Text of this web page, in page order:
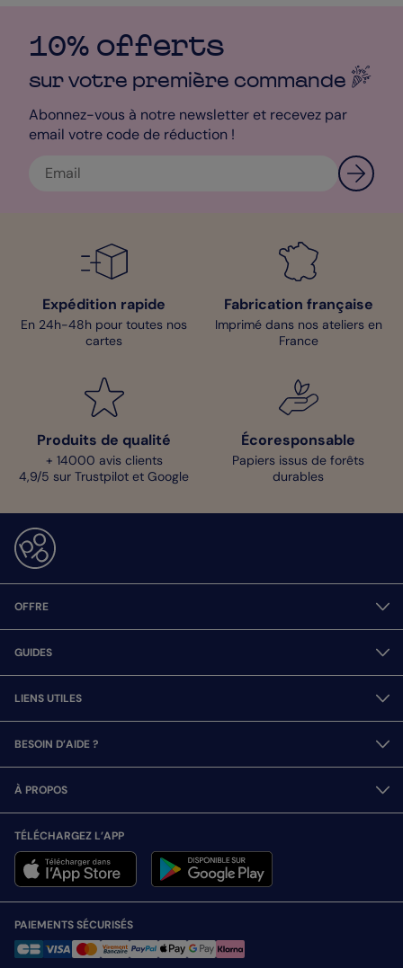
10% offerts
sur votre première commande
Abonnez-vous à notre newsletter et recevez par
email votre code de réduction !
Expédition rapide
En 24h-48h pour toutes nos
cartes
Fabrication française
Imprimé dans nos ateliers en
France
Produits de qualité
+ 14000 avis clients
4,9/5 sur Trustpilot et Google
Écoresponsable
Papiers issus de forêts
durables
OFFRE
GUIDES
LIENS UTILES
BESOIN D’AIDE ?
À PROPOS
TÉLÉCHARGEZ L’APP
PAIEMENTS SÉCURISÉS